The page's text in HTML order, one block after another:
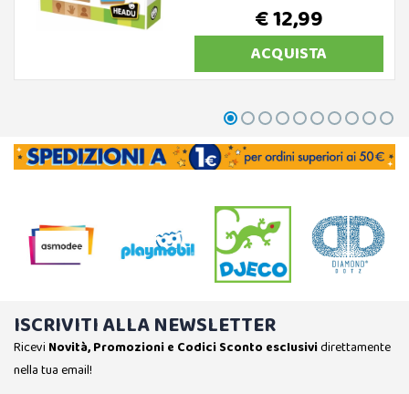
€ 12,99
ACQUISTA
ISCRIVITI ALLA NEWSLETTER
Ricevi Novità, Promozioni e Codici Sconto esclusividirettamente
nella tua email!